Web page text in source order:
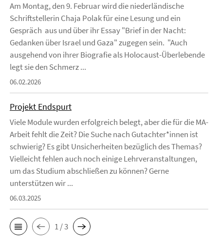
Am Montag, den 9. Februar wird die niederländische
Schriftstellerin Chaja Polak für eine Lesung und ein
Gespräch aus und über ihr Essay "Brief in der Nacht:
Gedanken über Israel und Gaza" zugegen sein. "Auch
ausgehend von ihrer Biografie als Holocaust-Überlebende
legt sie den Schmerz ...
06.02.2026
Projekt Endspurt
Viele Module wurden erfolgreich belegt, aber die für die MA-
Arbeit fehlt die Zeit? Die Suche nach Gutachter*innen ist
schwierig? Es gibt Unsicherheiten bezüglich des Themas?
Vielleicht fehlen auch noch einige Lehrveranstaltungen,
um das Studium abschließen zu können? Gerne
unterstützen wir ...
06.03.2025
1 / 3